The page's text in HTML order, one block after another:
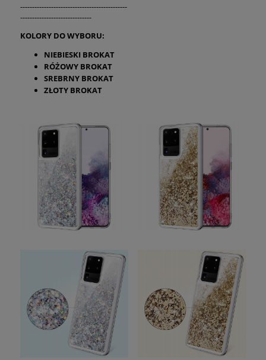
---------------------------------------------
------------------------------
KOLORY DO WYBORU:
NIEBIESKI BROKAT
RÓŻOWY BROKAT
SREBRNY BROKAT
ZŁOTY BROKAT